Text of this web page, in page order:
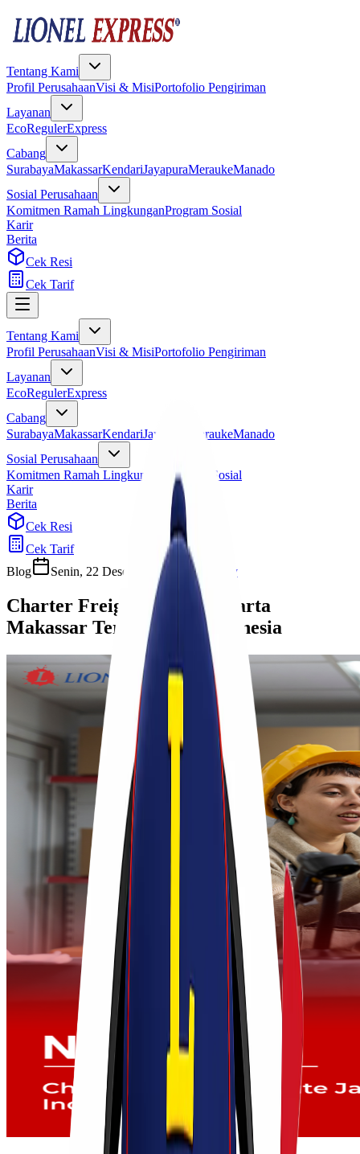
Tentang Kami
Profil PerusahaanVisi & MisiPortofolio Pengiriman
Layanan
EcoRegulerExpress
Cabang
SurabayaMakassarKendariJayapuraMeraukeManado
Sosial Perusahaan
Komitmen Ramah LingkunganProgram Sosial
Karir
Berita
Cek Resi
Cek Tarif
Tentang Kami
Profil PerusahaanVisi & MisiPortofolio Pengiriman
Layanan
EcoRegulerExpress
Cabang
SurabayaMakassarKendariJayapura MeraukeManado
Sosial Perusahaan
Komitmen Ramah Lingkungan
Program Sosial
Karir
Berita
Cek Resi
Cek Tarif
Blog
Senin, 22 Desember 2025 Sherly
Charter Freighter Rute Jakarta
Makassar Termurah di Indonesia